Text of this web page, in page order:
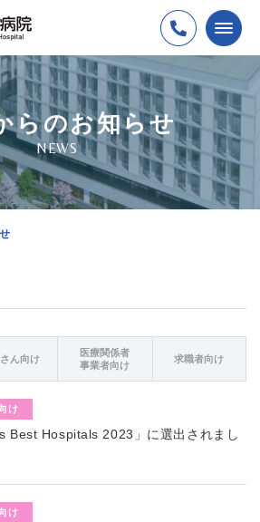
らのお知らせ
NEWS
ん向け
医療関係者
事業者向け
求職者向け
け
Best Hospitals 2023」に選出されまし
け